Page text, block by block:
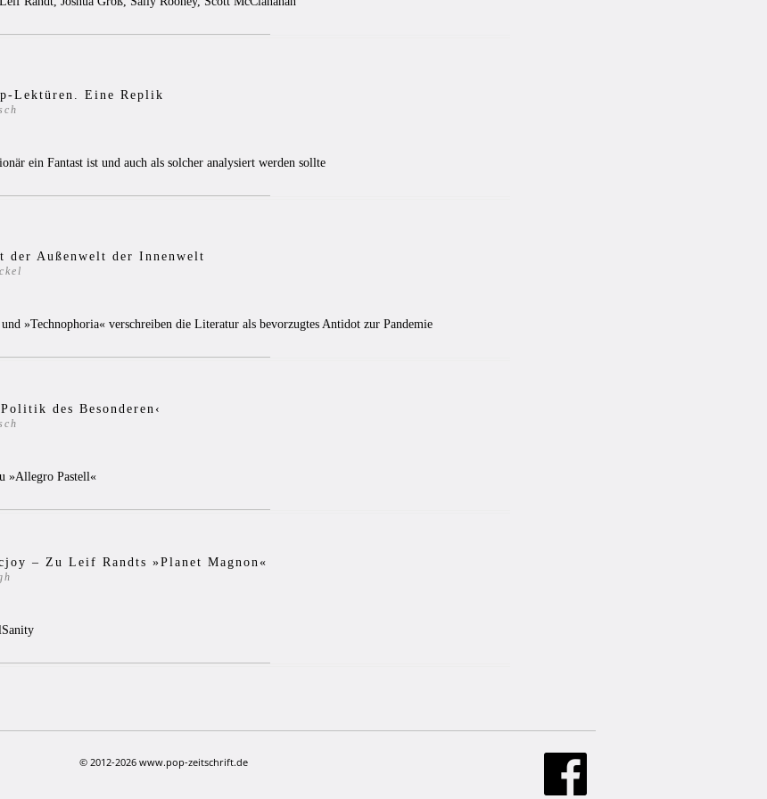
Lektüren. Eine Replik
ein Fantast ist und auch als solcher analysiert werden sollte
der Außenwelt der Innenwelt
»Technophoria« verschreiben die Literatur als bevorzugtes Antidot zur Pandemie
des Besonderen‹
»Allegro Pastell«
– Zu Leif Randts »Planet Magnon«
© 2012-2026 www.pop-zeitschrift.de